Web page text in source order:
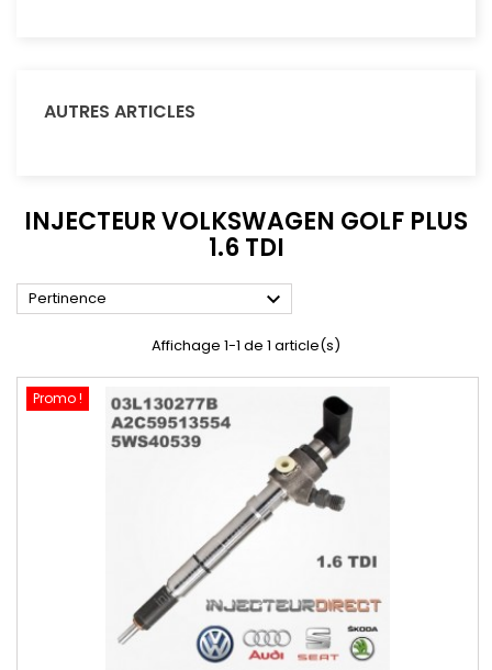
AUTRES ARTICLES
INJECTEUR VOLKSWAGEN GOLF PLUS
1.6 TDI
Pertinence 
Affichage 1-1 de 1 article(s)
Promo !